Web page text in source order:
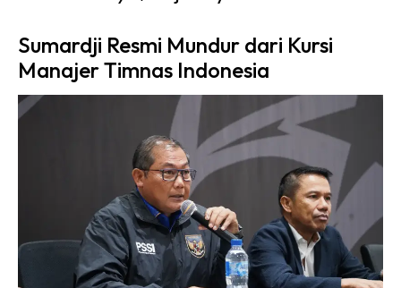
Sumardji Resmi Mundur dari Kursi
Manajer Timnas Indonesia